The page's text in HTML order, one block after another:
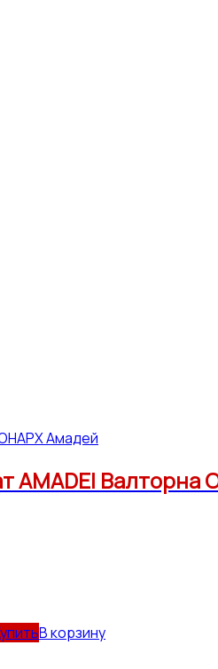
Амадей
AMADEI Валторна
В корзину